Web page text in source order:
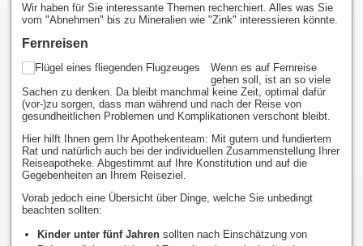
Wir haben für Sie interessante Themen recherchiert. Alles was Sie
vom "Abnehmen" bis zu Mineralien wie "Zink" interessieren könnte.
Fernreisen
Wenn es auf Fernreise
gehen soll, ist an so viele
Sachen zu denken. Da bleibt manchmal keine Zeit, optimal dafür
(vor-)zu sorgen, dass man während und nach der Reise von
gesundheitlichen Problemen und Komplikationen verschont bleibt.
Hier hilft Ihnen gern Ihr Apothekenteam: Mit gutem und fundiertem
Rat und natürlich auch bei der individuellen Zusammenstellung Ihrer
Reiseapotheke. Abgestimmt auf Ihre Konstitution und auf die
Gegebenheiten an Ihrem Reiseziel.
Vorab jedoch eine Übersicht über Dinge, welche Sie unbedingt
beachten sollten:
Kinder unter fünf Jahren sollten nach Einschätzung von